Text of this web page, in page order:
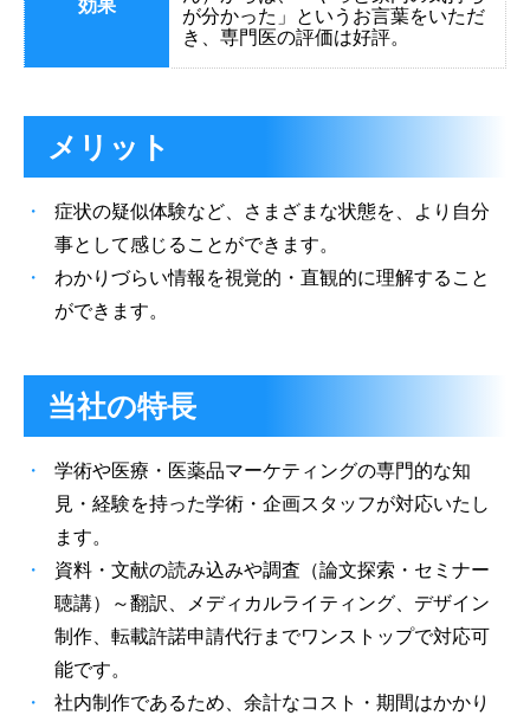
効果
が分かった」というお言葉をいただ
き、専門医の評価は好評。
メリット
症状の疑似体験など、さまざまな状態を、より自分
事として感じることができます。
わかりづらい情報を視覚的・直観的に理解すること
ができます。
当社の特長
学術や医療・医薬品マーケティングの専門的な知
見・経験を持った学術・企画スタッフが対応いたし
ます。
資料・文献の読み込みや調査（論文探索・セミナー
聴講）～翻訳、メディカルライティング、デザイン
制作、転載許諾申請代行までワンストップで対応可
能です。
社内制作であるため、余計なコスト・期間はかかり